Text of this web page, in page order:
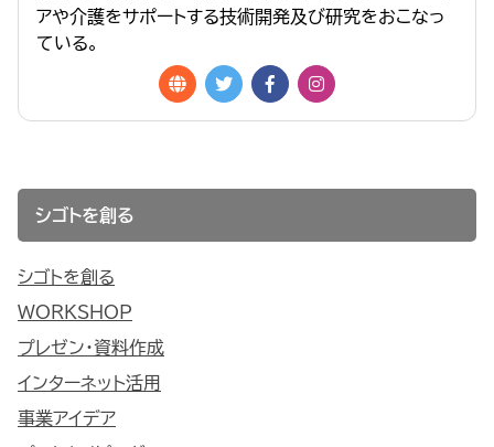
アや介護をサポートする技術開発及び研究をおこなっ
ている。
シゴトを創る
シゴトを創る
WORKSHOP
プレゼン・資料作成
インターネット活用
事業アイデア